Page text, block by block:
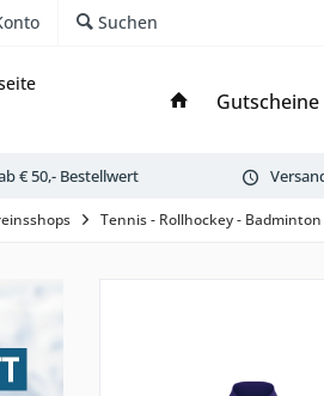
Suchen
Gutscheine
€ 50,- Bestellwert
Tennis - Rollhockey - Badminton